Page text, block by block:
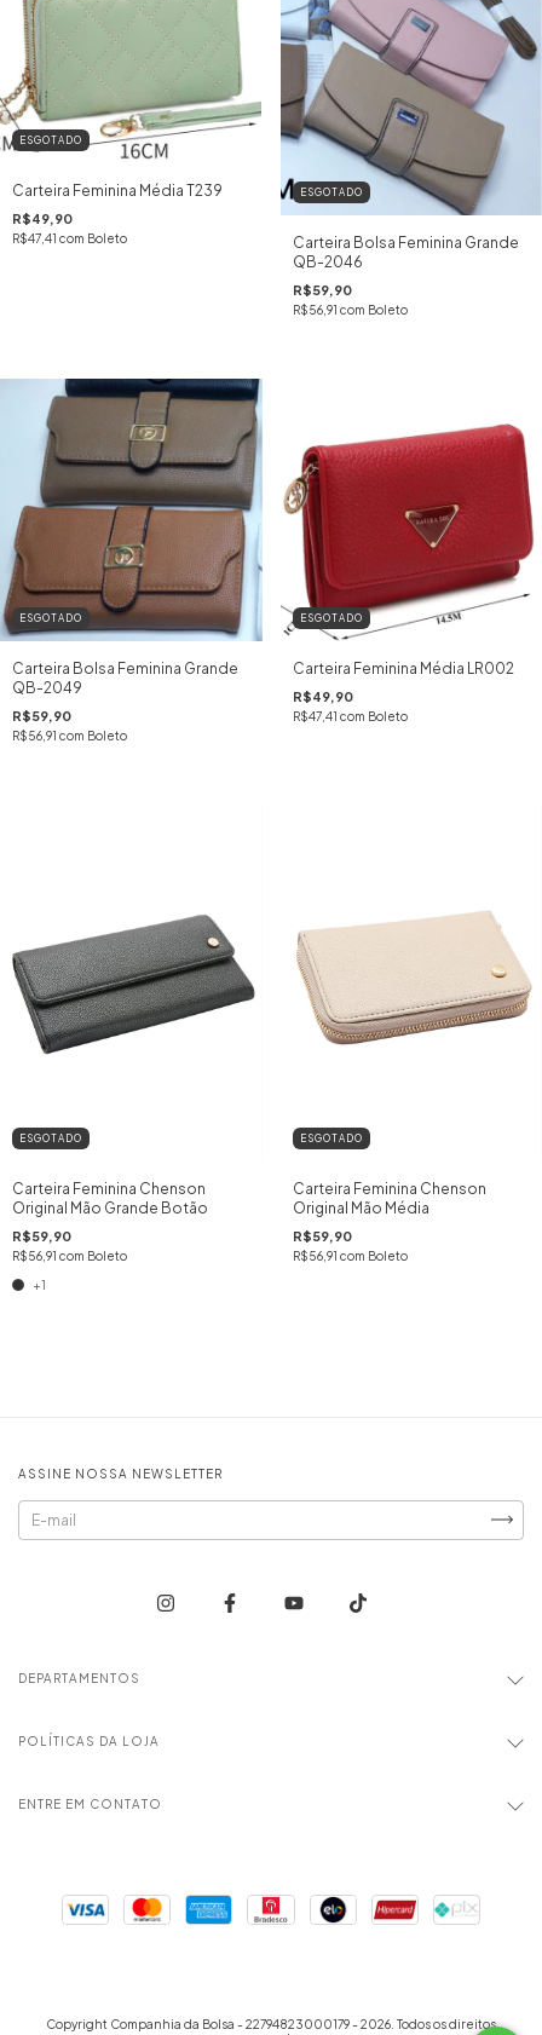
ESGOTADO
Carteira Feminina Média T239
R$49,90
R$47,41 com Boleto
ESGOTADO
Carteira Bolsa Feminina Grande
QB-2046
R$59,90
R$56,91 com Boleto
ESGOTADO
Carteira Bolsa Feminina Grande
QB-2049
R$59,90
R$56,91 com Boleto
ESGOTADO
Carteira Feminina Média LR002
R$49,90
R$47,41 com Boleto
ESGOTADO
Carteira Feminina Chenson
Original Mão Grande Botão
R$59,90
R$56,91 com Boleto
+1
ESGOTADO
Carteira Feminina Chenson
Original Mão Média
R$59,90
R$56,91 com Boleto
ASSINE NOSSA NEWSLETTER
DEPARTAMENTOS
POLÍTICAS DA LOJA
ENTRE EM CONTATO
Copyright Companhia da Bolsa - 22794823000179 - 2026. Todos os direitos